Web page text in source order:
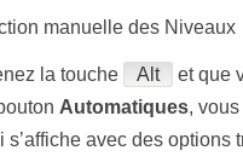
la touche Alt
et que
Automatiques,
s’affiche avec des options